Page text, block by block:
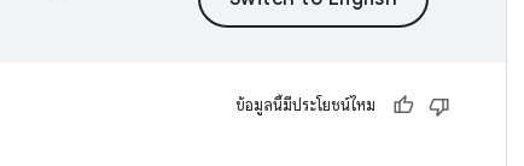
ข้อมูลนี้มีประโยชน์ไหม